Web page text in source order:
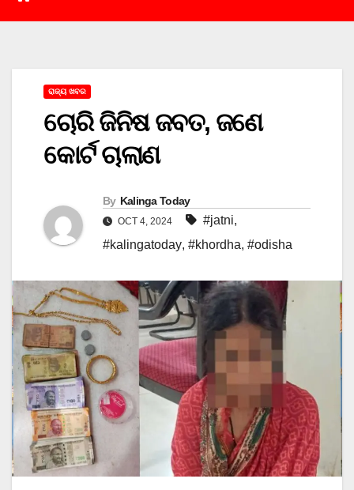
ରାଜ୍ୟ ଖବର
ଚୋରି ଜିନିଷ ଜବତ, ଜଣେ
କୋର୍ଟ ଚାଲାଣ
By Kalinga Today
OCT 4, 2024 #jatni,
#kalingatoday, #khordha, #odisha